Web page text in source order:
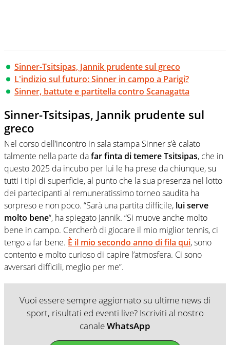
Sinner-Tsitsipas, Jannik prudente sul greco
L'indizio sul futuro: Sinner in campo a Parigi?
Sinner, battute e partitella contro Scanagatta
Sinner-Tsitsipas, Jannik prudente sul
greco
Nel corso dell’incontro in sala stampa Sinner s’è calato
talmente nella parte dafar finta di temere Tsitsipas, che in
questo 2025 da incubo per lui le ha prese da chiunque, su
tutti i tipi di superficie, al punto che la sua presenza nel lotto
dei partecipanti al remuneratissimo torneo saudita ha
sorpreso e non poco. “Sarà una partita difficile, lui serve
molto bene“, ha spiegato Jannik. “Si muove anche molto
bene in campo. Cercherò di giocare il mio miglior tennis, ci
tengo a far bene. È il mio secondo anno di fila qui, sono
contento e molto curioso di capire l’atmosfera. Ci sono
avversari difficili, meglio per me”.
Vuoi essere sempre aggiornato su ultime news di
sport, risultati ed eventi live? Iscriviti al nostro
canaleWhatsApp